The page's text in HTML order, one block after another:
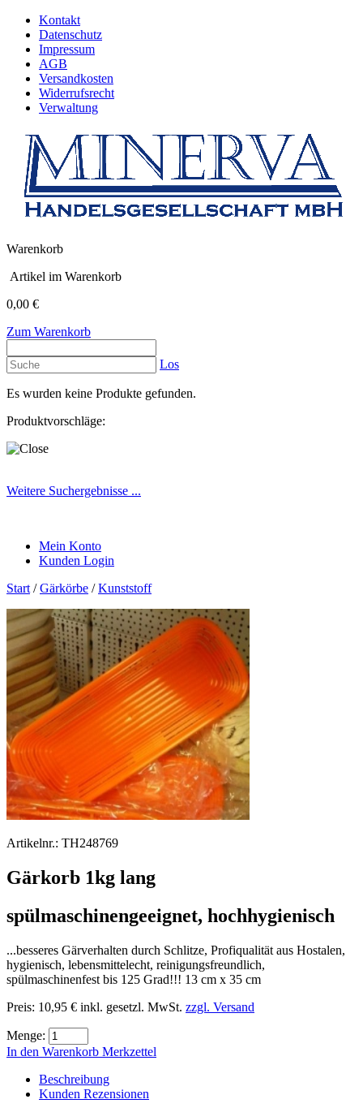
Kontakt
Datenschutz
Impressum
AGB
Versandkosten
Widerrufsrecht
Verwaltung
Warenkorb
Artikel im Warenkorb
0,00 €
Zum Warenkorb
Los
Es wurden keine Produkte gefunden.
Produktvorschläge:
Weitere Suchergebnisse ...
Mein Konto
Kunden Login
Start /Gärkörbe /Kunststoff
Artikelnr.: TH248769
Gärkorb 1kg lang
spülmaschinengeeignet, hochhygienisch
...besseres Gärverhalten durch Schlitze, Profiqualität aus Hostalen,
hygienisch, lebensmittelecht, reinigungsfreundlich,
spülmaschinenfest bis 125 Grad!!! 13 cm x 35 cm
Preis: 10,95 € inkl. gesetzl. MwSt. zzgl. Versand
Menge:
In den Warenkorb Merkzettel
Beschreibung
Kunden Rezensionen